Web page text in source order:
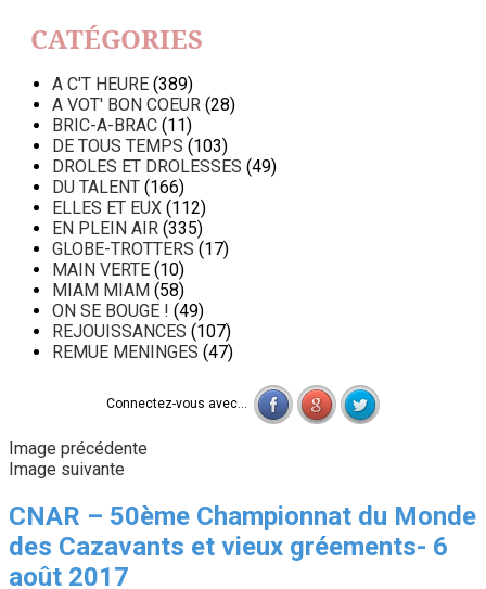
CATÉGORIES
A C'T HEURE (389)
A VOT' BON COEUR (28)
BRIC-A-BRAC (11)
DE TOUS TEMPS (103)
DROLES ET DROLESSES (49)
DU TALENT (166)
ELLES ET EUX (112)
EN PLEIN AIR (335)
GLOBE-TROTTERS (17)
MAIN VERTE (10)
MIAM MIAM (58)
ON SE BOUGE ! (49)
REJOUISSANCES (107)
REMUE MENINGES (47)
Connectez-vous avec...
Image précédente
Image suivante
CNAR – 50ème Championnat du Monde
des Cazavants et vieux gréements- 6
août 2017